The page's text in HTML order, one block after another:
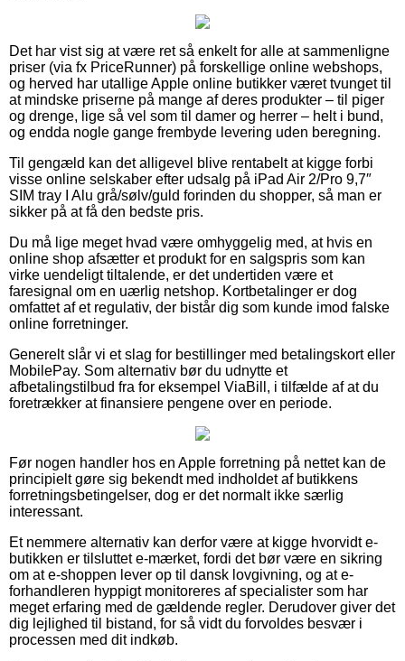
Det har vist sig at være ret så enkelt for alle at sammenligne
priser (via fx PriceRunner) på forskellige online webshops,
og herved har utallige Apple online butikker været tvunget til
at mindske priserne på mange af deres produkter – til piger
og drenge, lige så vel som til damer og herrer – helt i bund,
og endda nogle gange frembyde levering uden beregning.
Til gengæld kan det alligevel blive rentabelt at kigge forbi
visse online selskaber efter udsalg på iPad Air 2/Pro 9,7″
SIM tray I Alu grå/sølv/guld forinden du shopper, så man er
sikker på at få den bedste pris.
Du må lige meget hvad være omhyggelig med, at hvis en
online shop afsætter et produkt for en salgspris som kan
virke uendeligt tiltalende, er det undertiden være et
faresignal om en uærlig netshop. Kortbetalinger er dog
omfattet af et regulativ, der bistår dig som kunde imod falske
online forretninger.
Generelt slår vi et slag for bestillinger med betalingskort eller
MobilePay. Som alternativ bør du udnytte et
afbetalingstilbud fra for eksempel ViaBill, i tilfælde af at du
foretrækker at finansiere pengene over en periode.
Før nogen handler hos en Apple forretning på nettet kan de
principielt gøre sig bekendt med indholdet af butikkens
forretningsbetingelser, dog er det normalt ikke særlig
interessant.
Et nemmere alternativ kan derfor være at kigge hvorvidt e-
butikken er tilsluttet e-mærket, fordi det bør være en sikring
om at e-shoppen lever op til dansk lovgivning, og at e-
forhandleren hyppigt monitoreres af specialister som har
meget erfaring med de gældende regler. Derudover giver det
dig lejlighed til bistand, for så vidt du forvoldes besvær i
processen med dit indkøb.